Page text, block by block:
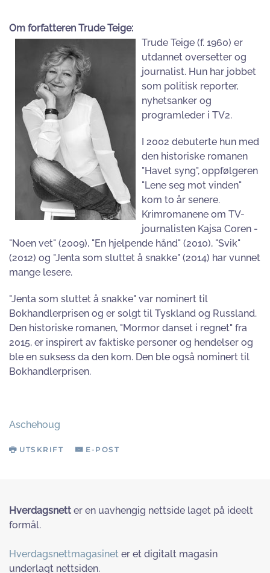
Om forfatteren Trude Teige:
Trude Teige (f. 1960) er
utdannet oversetter og
journalist. Hun har jobbet
som politisk reporter,
nyhetsanker og
programleder i TV2.
I 2002 debuterte hun med
den historiske romanen
"Havet syng", oppfølgeren
"Lene seg mot vinden"
kom to år senere.
Krimromanene om TV-
journalisten Kajsa Coren -
"Noen vet" (2009), "En hjelpende hånd" (2010), "Svik"
(2012) og "Jenta som sluttet å snakke" (2014) har vunnet
mange lesere.
"Jenta som sluttet å snakke" var nominert til
Bokhandlerprisen og er solgt til Tyskland og Russland.
Den historiske romanen, "Mormor danset i regnet" fra
2015, er inspirert av faktiske personer og hendelser og
ble en suksess da den kom. Den ble også nominert til
Bokhandlerprisen.
Aschehoug
UTSKRIFT E-POST
Hverdagsnett er en uavhengig nettside laget på ideelt
formål.
Hverdagsnettmagasinet er et digitalt magasin
underlagt nettsiden.